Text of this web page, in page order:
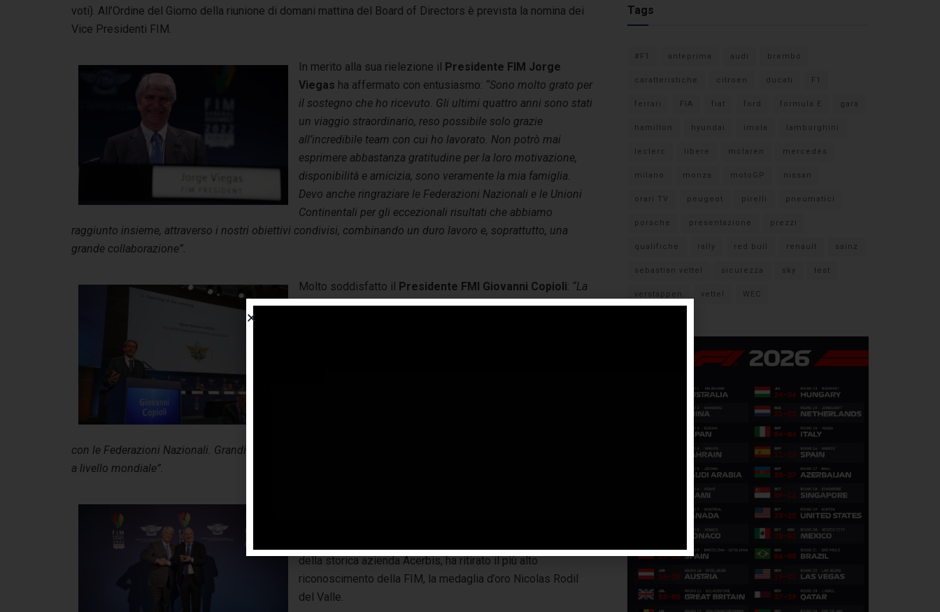
voti). All’Ordine del Giorno della riunione di domani mattina del Board of Directors è prevista la nomina dei
Vice Presidenti FIM.
In merito alla sua rielezione il Presidente FIM Jorge
Viegas ha affermato con entusiasmo: “Sono molto grato per
il sostegno che ho ricevuto. Gli ultimi quattro anni sono stati
un viaggio straordinario, reso possibile solo grazie
all’incredibile team con cui ho lavorato. Non potrò mai
esprimere abbastanza gratitudine per la loro motivazione,
disponibilità e amicizia, sono veramente la mia famiglia.
Devo anche ringraziare le Federazioni Nazionali e le Unioni
Continentali per gli eccezionali risultati che abbiamo
raggiunto insieme, attraverso i nostri obiettivi condivisi, combinando un duro lavoro e, soprattutto, una
grande collaborazione”.
Molto soddisfatto il Presidente FMI Giovanni Copioli: “La
riconferma nel Board of Directors testimonia il grande lavoro
con le Federazioni Nazionali. Grandi sfide e importanti traguardi ci aspettano per il futuro del motociclismo
a livello mondiale”.
della storica azienda Acerbis, ha ritirato il più alto
riconoscimento della FIM, la medaglia d’oro Nicolas Rodil
del Valle.
Tags
#F1 anteprima audi brembo
caratteristiche citroen ducati F1
ferrari FIA fiat ford formula E gara
hamilton hyundai imola lamborghini
leclerc libere mclaren mercedes
milano monza motoGP nissan
orari TV peugeot pirelli pneumatici
porsche presentazione prezzi
qualifiche rally red bull renault sainz
sebastian vettel sicurezza sky test
verstappen vettel WEC